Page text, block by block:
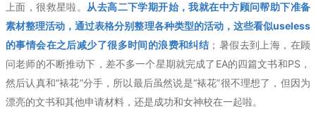
上面，很救星啦。 从去高二下学期开始，我就在中方顾问帮助下准备
素材整理活动，通过表格分别整理各种类型的活动，这些看似useless
的事情会在之后减少了很多时间的浪费和纠结 ；暑假去到上海，在顾
问老师的不断推动下，差不多一个星期就完成了EA的四篇文书和PS，
然后认真和“裱花”分手，所以最后虽然说是“裱花”很不理想了，但因为
漂亮的文书和其他申请材料，还是成功和女神校在一起啦。